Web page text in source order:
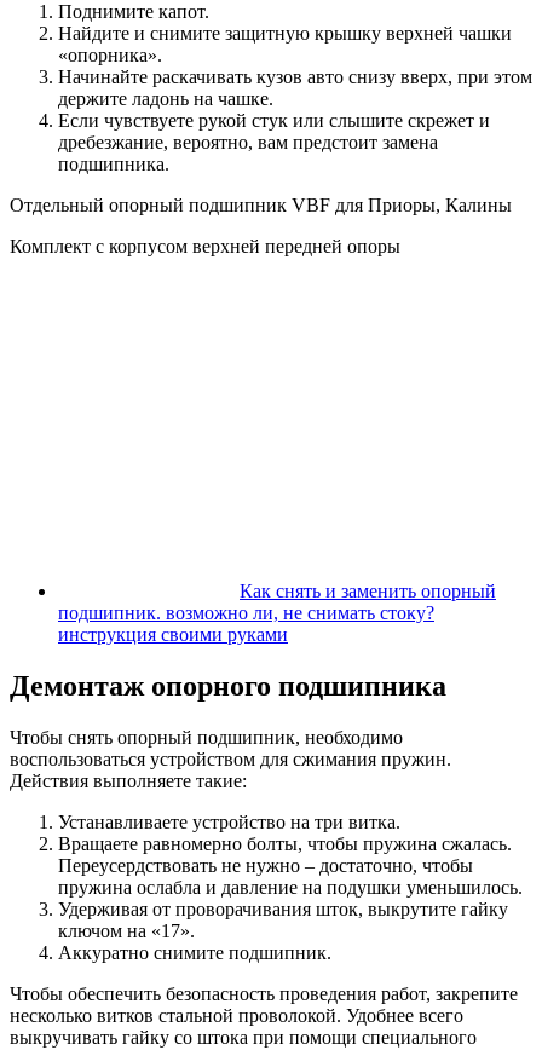
Поднимите капот.
Найдите и снимите защитную крышку верхней чашки
«опорника».
Начинайте раскачивать кузов авто снизу вверх, при этом
держите ладонь на чашке.
Если чувствуете рукой стук или слышите скрежет и
дребезжание, вероятно, вам предстоит замена
подшипника.
Отдельный опорный подшипник VBF для Приоры, Калины
Комплект с корпусом верхней передней опоры
Как снять и заменить опорный
подшипник. возможно ли, не снимать стоку?
инструкция своими руками
Демонтаж опорного подшипника
Чтобы снять опорный подшипник, необходимо
воспользоваться устройством для сжимания пружин.
Действия выполняете такие:
Устанавливаете устройство на три витка.
Вращаете равномерно болты, чтобы пружина сжалась.
Переусердствовать не нужно – достаточно, чтобы
пружина ослабла и давление на подушки уменьшилось.
Удерживая от проворачивания шток, выкрутите гайку
ключом на «17».
Аккуратно снимите подшипник.
Чтобы обеспечить безопасность проведения работ, закрепите
несколько витков стальной проволокой. Удобнее всего
выкручивать гайку со штока при помощи специального